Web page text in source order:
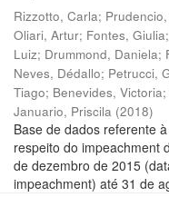
Rizzotto, Carla;
Oliari, Artur; Fontes, Giulia;
Luiz; Drummond, Daniela;
Neves, Dédallo; Petrucci,
Tiago; Benevides, Victoria;
Januario, Priscila (2018)
Base de dados referente
respeito do impeachment
de dezembro de 2015
impeachment) até 31 de